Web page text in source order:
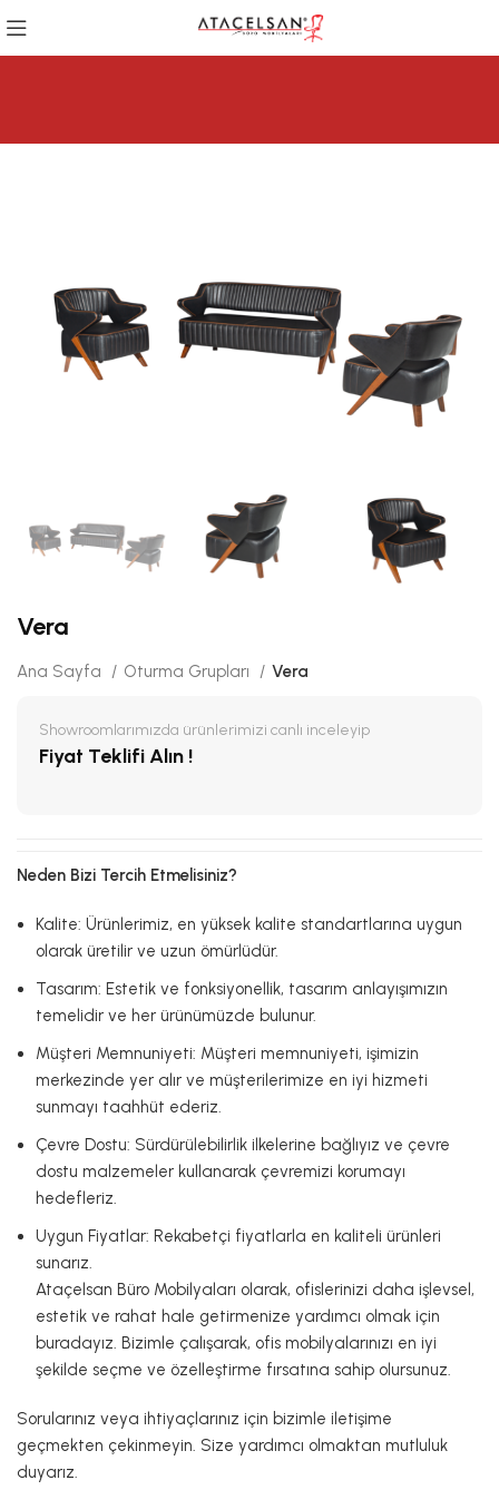
Vera
Ana Sayfa Oturma Grupları Vera
Showroomlarımızda ürünlerimizi canlı inceleyip
Fiyat Teklifi Alın !
Neden Bizi Tercih Etmelisiniz?
Kalite: Ürünlerimiz, en yüksek kalite standartlarına uygun
olarak üretilir ve uzun ömürlüdür.
Tasarım: Estetik ve fonksiyonellik, tasarım anlayışımızın
temelidir ve her ürünümüzde bulunur.
Müşteri Memnuniyeti: Müşteri memnuniyeti, işimizin
merkezinde yer alır ve müşterilerimize en iyi hizmeti
sunmayı taahhüt ederiz.
Çevre Dostu: Sürdürülebilirlik ilkelerine bağlıyız ve çevre
dostu malzemeler kullanarak çevremizi korumayı
hedefleriz.
Uygun Fiyatlar: Rekabetçi fiyatlarla en kaliteli ürünleri
sunarız.
Ataçelsan Büro Mobilyaları olarak, ofislerinizi daha işlevsel,
estetik ve rahat hale getirmenize yardımcı olmak için
buradayız. Bizimle çalışarak, ofis mobilyalarınızı en iyi
şekilde seçme ve özelleştirme fırsatına sahip olursunuz.
Sorularınız veya ihtiyaçlarınız için bizimle iletişime
geçmekten çekinmeyin. Size yardımcı olmaktan mutluluk
duyarız.